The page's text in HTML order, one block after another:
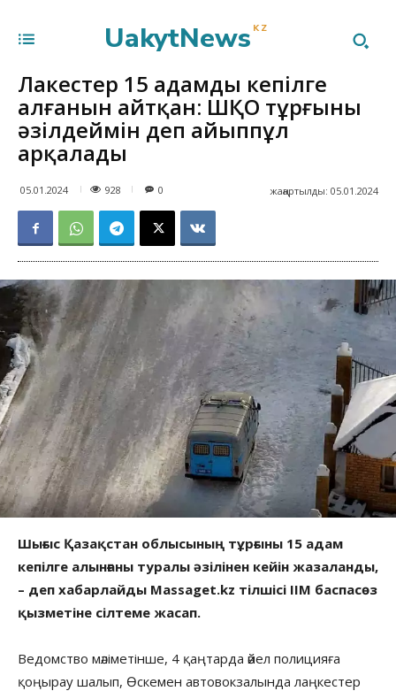
UakytNews KZ
Лаңкестер 15 адамды кепілге
алғанын айтқан: ШҚО тұрғыны
әзілдеймін деп айыппұл
арқалады
05.01.2024 928 жаңартылды: 05.01.2024
0
Шығыс Қазақстан облысының тұрғыны 15 адам
кепілге алынғаны туралы әзілінен кейін жазаланды,
– деп хабарлайды Massaget.kz тілшісі ІІМ баспасөз
қызметіне сілтеме жасап.
Ведомство мәліметінше, 4 қаңтарда әйел полицияға
қоңырау шалып, Өскемен автовокзалында лаңкестер